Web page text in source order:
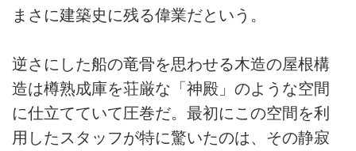
まさに建築史に残る偉業だという。
逆さにした船の竜骨を思わせる木造の屋根構
造は樽熟成庫を荘厳な「神殿」のような空間
に仕立てていて圧巻だ。最初にこの空間を利
用したスタッフが特に驚いたのは、その静寂